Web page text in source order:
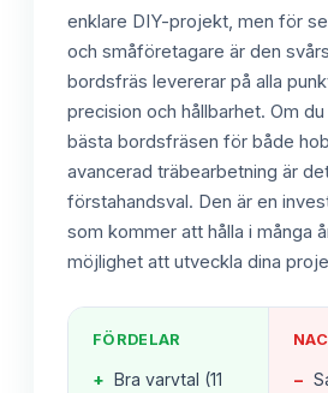
enklare DIY-projekt, men för
och småföretagare är den
bordsfräs levererar på alla
precision och hållbarhet. Om
bästa bordsfräsen för både
avancerad träbearbetning är
förstahandsval. Den är en
som kommer att hålla i många
möjlighet att utveckla dina
FÖRDELAR
+ Bra varvtal (11
−